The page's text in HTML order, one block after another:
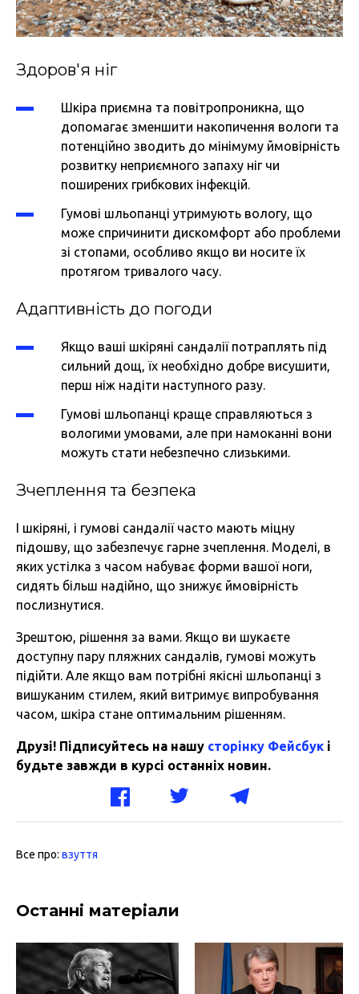
Здоров'я ніг
Шкіра приємна та повітропроникна, що
допомагає зменшити накопичення вологи та
потенційно зводить до мінімуму ймовірність
розвитку неприємного запаху ніг чи
поширених грибкових інфекцій.
Гумові шльопанці утримують вологу, що
може спричинити дискомфорт або проблеми
зі стопами, особливо якщо ви носите їх
протягом тривалого часу.
Адаптивність до погоди
Якщо ваші шкіряні сандалії потраплять під
сильний дощ, їх необхідно добре висушити,
перш ніж надіти наступного разу.
Гумові шльопанці краще справляються з
вологими умовами, але при намоканні вони
можуть стати небезпечно слизькими.
Зчеплення та безпека
І шкіряні, і гумові сандалії часто мають міцну
підошву, що забезпечує гарне зчеплення. Моделі, в
яких устілка з часом набуває форми вашої ноги,
сидять більш надійно, що знижує ймовірність
послизнутися.
Зрештою, рішення за вами. Якщо ви шукаєте
доступну пару пляжних сандалів, гумові можуть
підійти. Але якщо вам потрібні якісні шльопанці з
вишуканим стилем, який витримує випробування
часом, шкіра стане оптимальним рішенням.
Друзі! Підписуйтесь на нашу сторінку Фейсбук і
будьте завжди в курсі останніх новин.
Все про: взуття
Останні матеріали